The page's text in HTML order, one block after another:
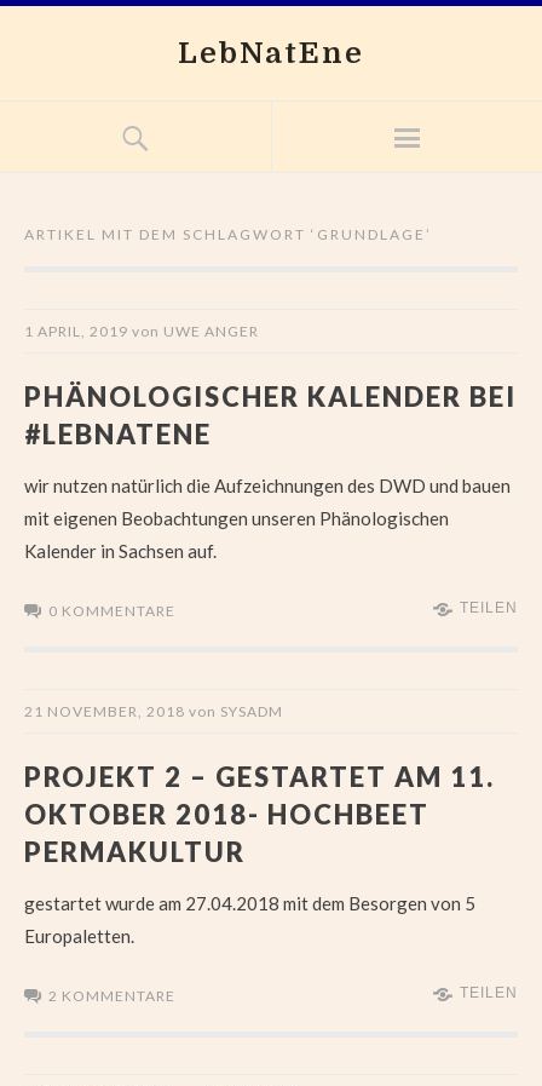
LebNatEne
ARTIKEL MIT DEM SCHLAGWORT ‘ GRUNDLAGE ’
1 APRIL, 2019 von UWE ANGER
PHÄNOLOGISCHER KALENDER BEI
#LEBNATENE
wir nutzen natürlich die Aufzeichnungen des DWD und bauen
mit eigenen Beobachtungen unseren Phänologischen
Kalender in Sachsen auf.
0 KOMMENTARE TEILEN
21 NOVEMBER, 2018 von SYSADM
PROJEKT 2 – GESTARTET AM 11.
OKTOBER 2018- HOCHBEET
PERMAKULTUR
gestartet wurde am 27.04.2018 mit dem Besorgen von 5
Europaletten.
2 KOMMENTARE TEILEN